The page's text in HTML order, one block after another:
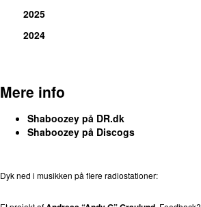
2025
2024
Mere info
Shaboozey på DR.dk
Shaboozey på Discogs
Dyk ned i musikken på flere radiostationer: